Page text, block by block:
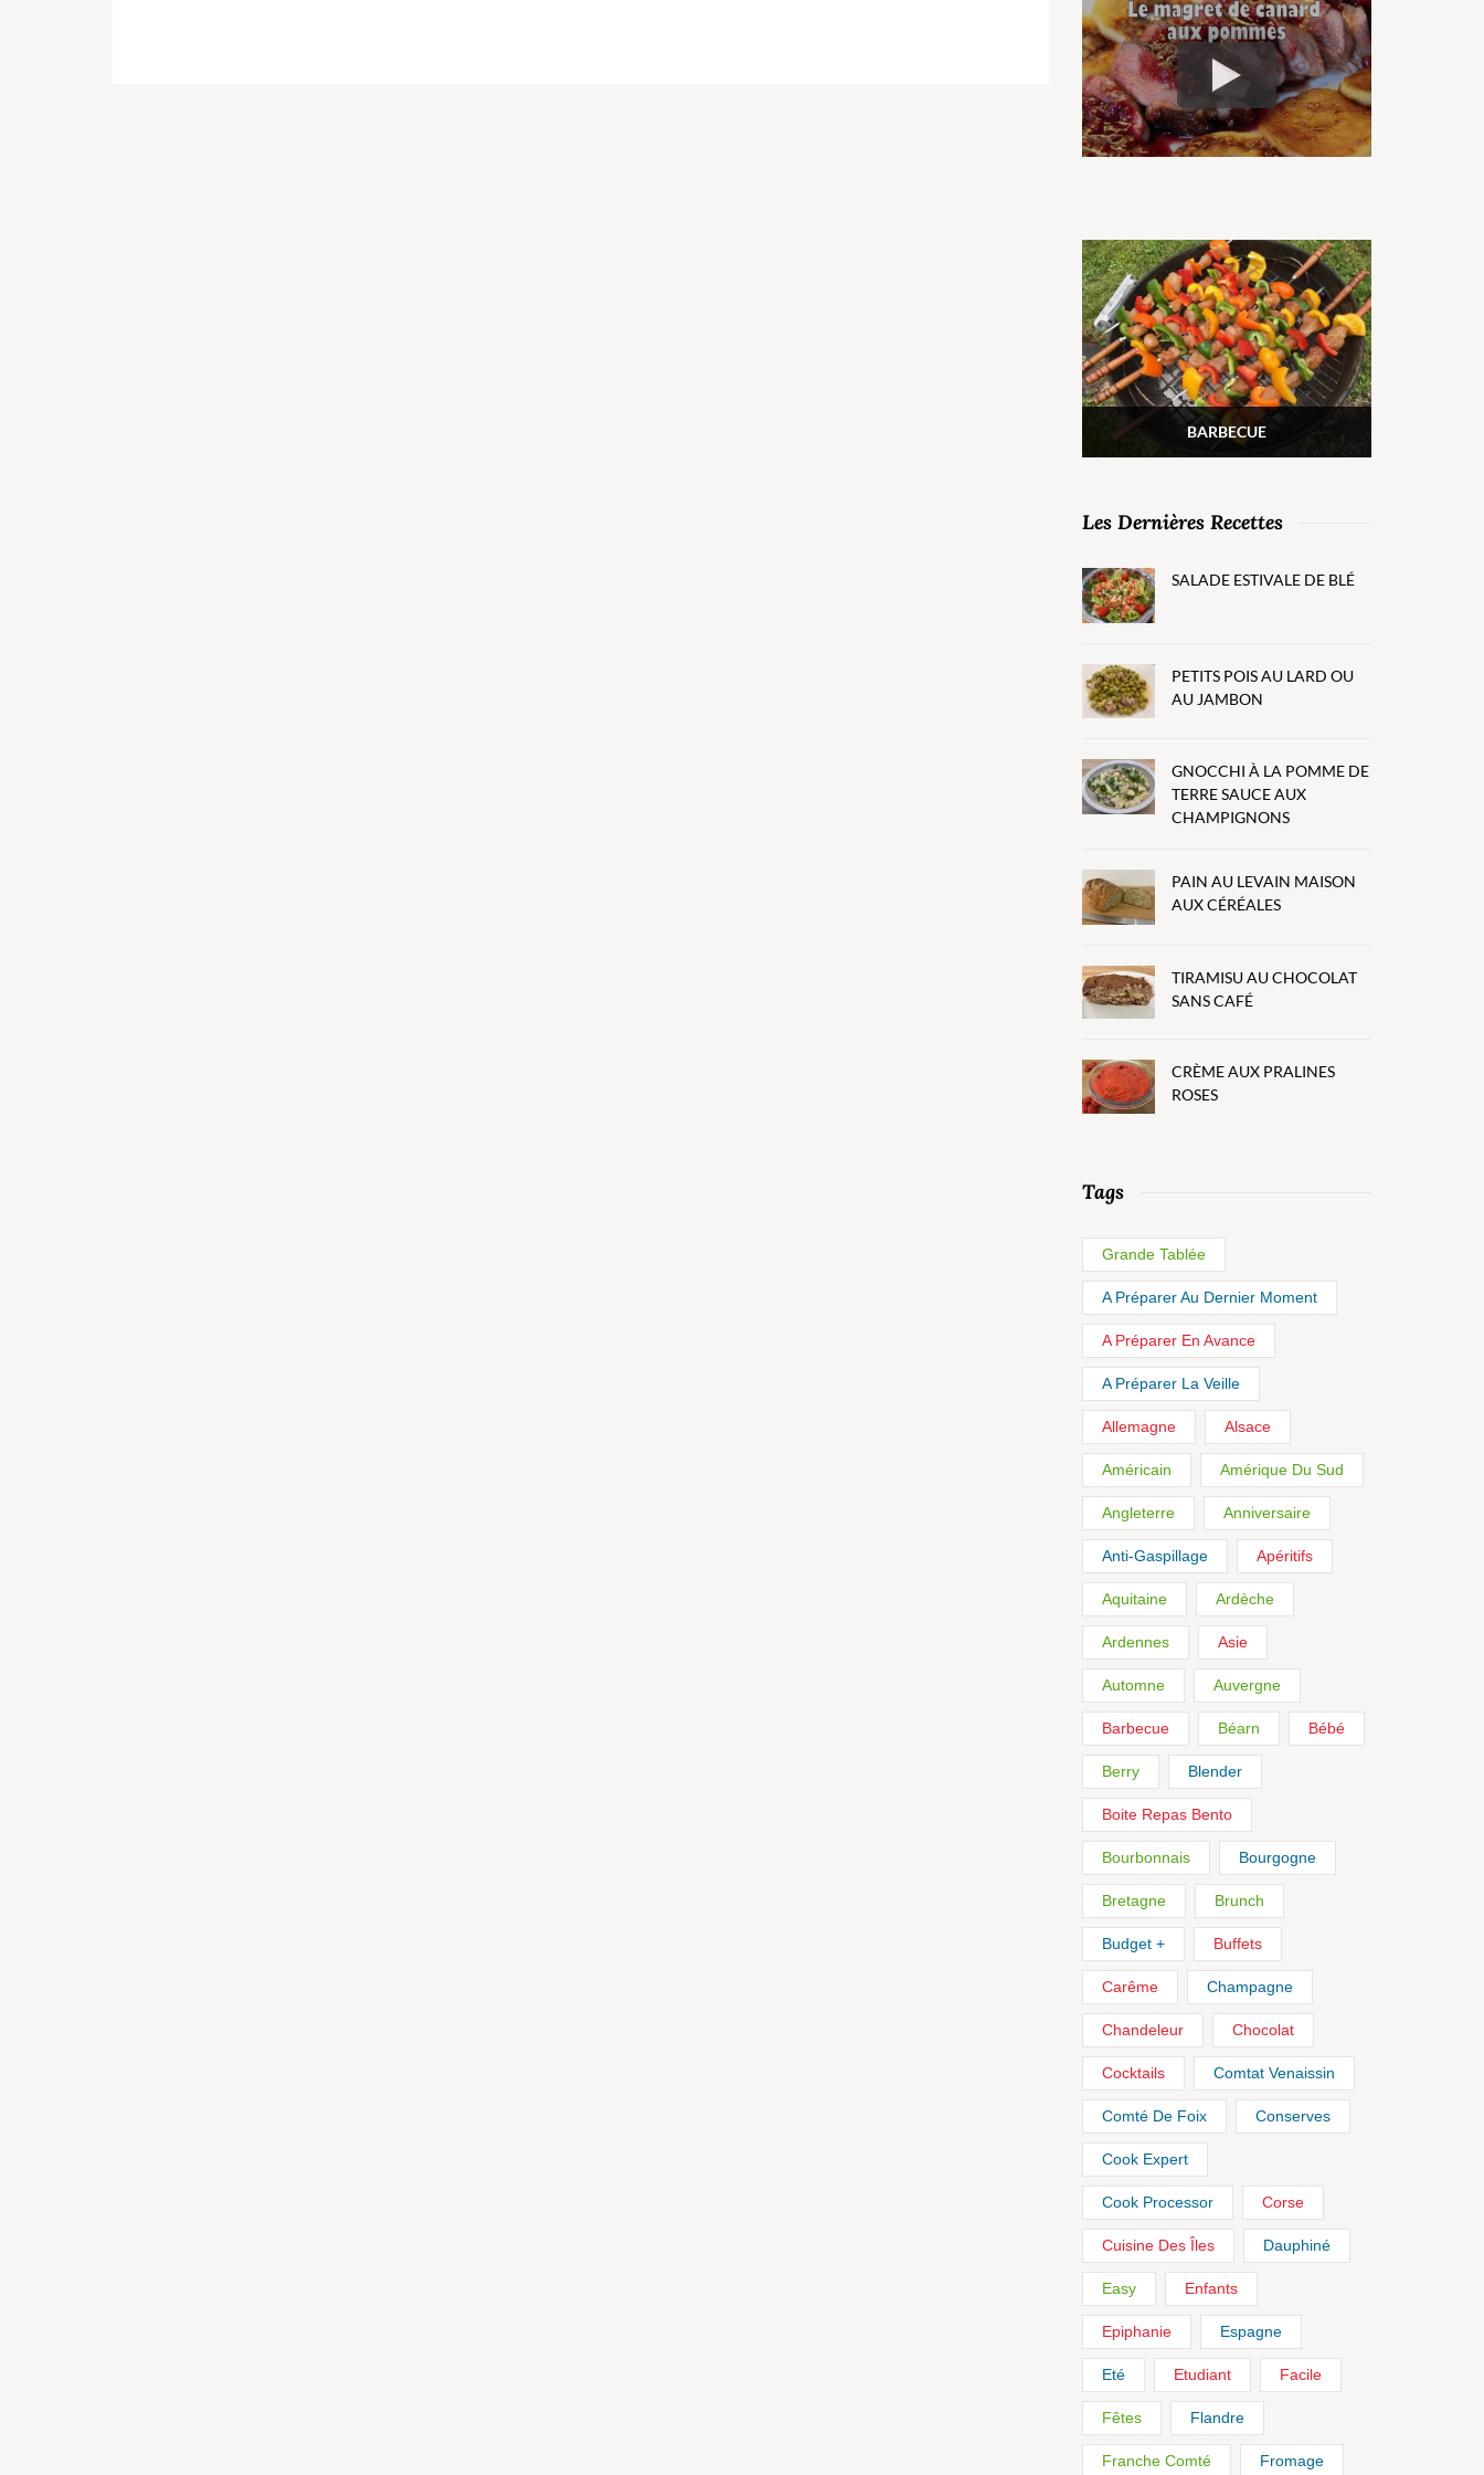
BARBECUE
Les Dernières Recettes
SALADE ESTIVALE DE BLÉ
PETITS POIS AU LARD OU
AU JAMBON
GNOCCHI À LA POMME DE
TERRE SAUCE AUX
CHAMPIGNONS
PAIN AU LEVAIN MAISON
AUX CÉRÉALES
TIRAMISU AU CHOCOLAT
SANS CAFÉ
CRÈME AUX PRALINES
ROSES
Tags
Grande Tablée
A Préparer Au Dernier Moment
A Préparer En Avance
A Préparer La Veille
Allemagne Alsace
Américain Amérique Du Sud
Angleterre Anniversaire
Anti-Gaspillage Apéritifs
Aquitaine Ardèche
Ardennes Asie
Automne Auvergne
Barbecue Béarn Bébé
Berry Blender
Boite Repas Bento
Bourbonnais Bourgogne
Bretagne Brunch
Budget + Buffets
Carême Champagne
Chandeleur Chocolat
Cocktails Comtat Venaissin
Comté De Foix Conserves
Cook Expert
Cook Processor Corse
Cuisine Des Îles Dauphiné
Easy Enfants
Epiphanie Espagne
Eté Etudiant Facile
Fêtes Flandre
Franche Comté Fromage